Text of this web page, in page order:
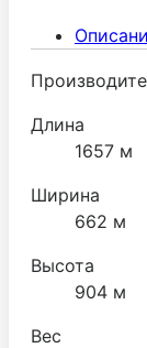
Длина
1657 м
Ширина
662 м
Высота
904 м
Вес